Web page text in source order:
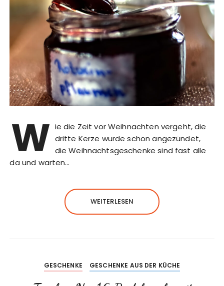
W ie die Zeit vor Weihnachten vergeht, die
dritte Kerze wurde schon angezündet,
die Weihnachtsgeschenke sind fast alle
da und warten…
WEITERLESEN
GESCHENKE GESCHENKE AUS DER KÜCHE